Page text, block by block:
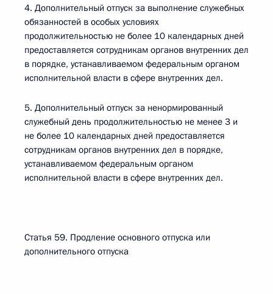
4. Дополнительный отпуск за выполнение служебных
обязанностей в особых условиях
продолжительностью не более 10 календарных дней
предоставляется сотрудникам органов внутренних дел
в порядке, устанавливаемом федеральным органом
исполнительной власти в сфере внутренних дел.
5. Дополнительный отпуск за ненормированный
служебный день продолжительностью не менее 3 и
не более 10 календарных дней предоставляется
сотрудникам органов внутренних дел в порядке,
устанавливаемом федеральным органом
исполнительной власти в сфере внутренних дел.
Статья 59. Продление основного отпуска или
дополнительного отпуска